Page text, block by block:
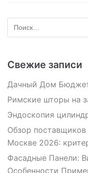
Свежие записи
Дачный Дом
Римские шторы на
Эндоскопия
Обзор поставщиков
Москве 2026:
Фасадные Панели:
Особенности